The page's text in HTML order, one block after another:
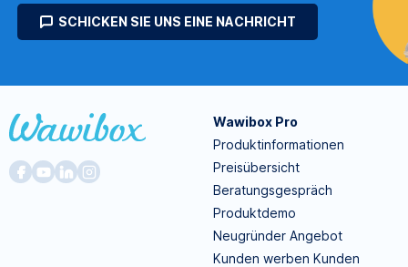
SCHICKEN SIE UNS EINE NACHRICHT
Wawibox Pro
Produktinformationen
Preisübersicht
Beratungsgespräch
Produktdemo
Neugründer Angebot
Kunden werben Kunden